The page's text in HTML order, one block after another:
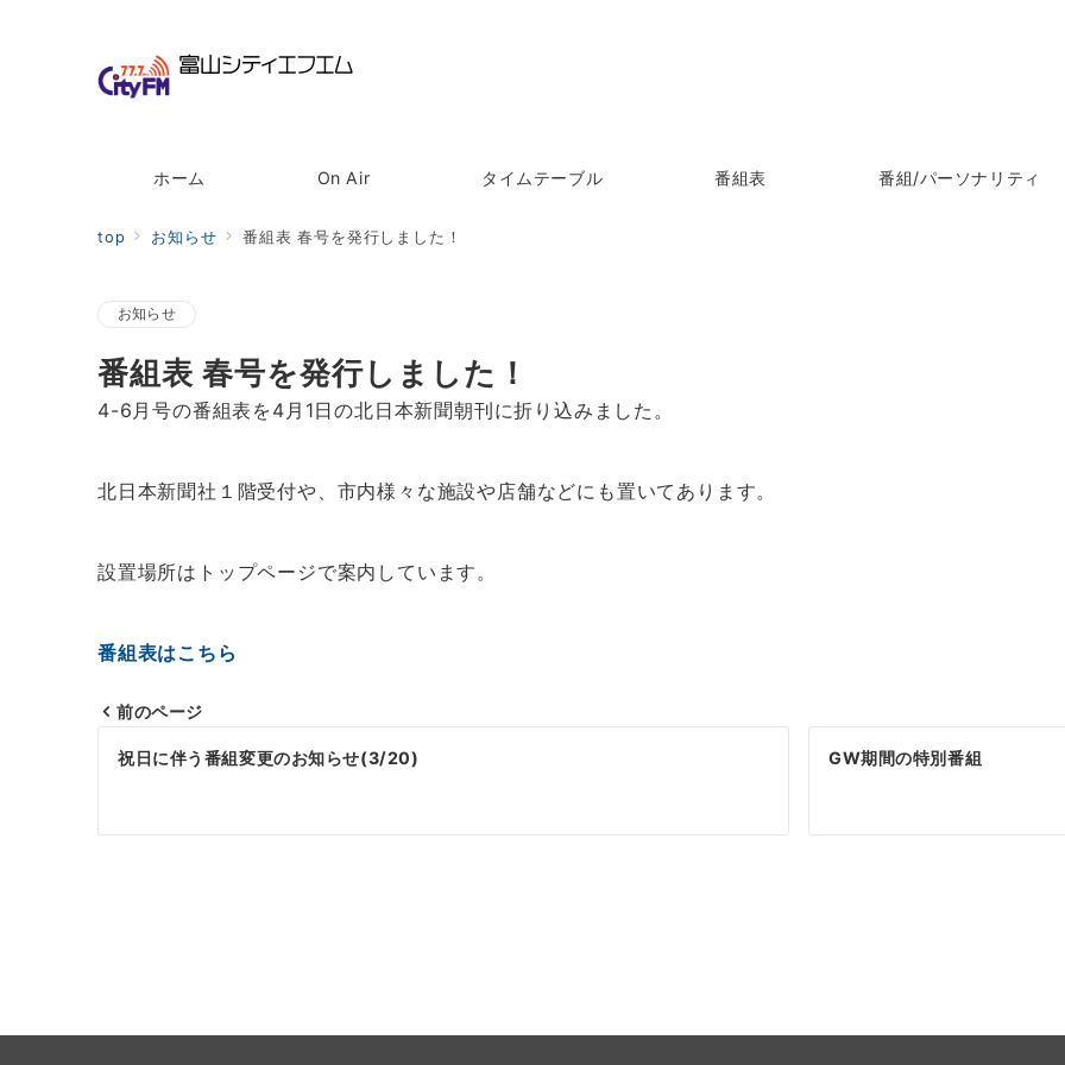
ホーム On Air タイムテーブル 番組表 番組/パーソナリティ
top お知らせ 番組表 春号を発行しました！
お知らせ
番組表 春号を発行しました！
4-6月号の番組表を4月1日の北日本新聞朝刊に折り込みました。
北日本新聞社１階受付や、市内様々な施設や店舗などにも置いてあります。
設置場所はトップページで案内しています。
番組表はこちら
投
ョ
前のページ
祝日に伴う番組変更のお知らせ(3/20) GW期間の特別番組